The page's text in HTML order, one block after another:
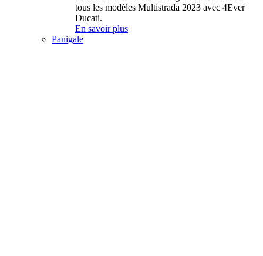
tous les modèles Multistrada 2023 avec 4Ever
Ducati.
En savoir plus
Panigale